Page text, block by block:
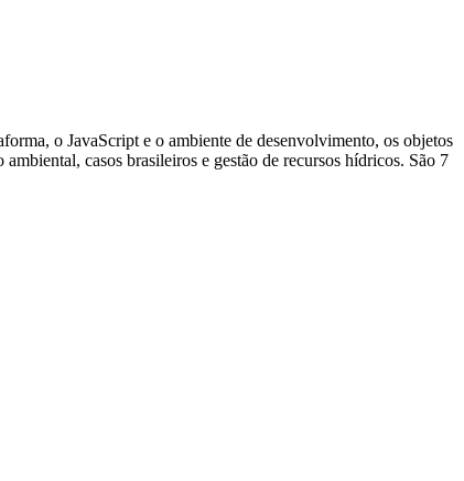
o JavaScript e o ambiente de desenvolvimento, os objetos
casos brasileiros e gestão de recursos hídricos. São 7